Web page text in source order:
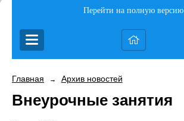
Перейти на полную версию
Главная → Архив новостей
Внеурочные занятия